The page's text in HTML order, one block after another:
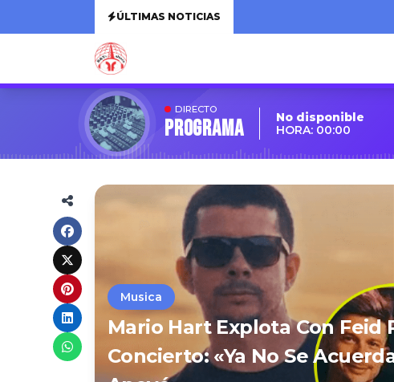
ÚLTIMAS NOTICIAS
DIRECTO
Programa
No disponible
HORA: 00:00
Musica
Mario Hart Explota Con Feid
Concierto: «Ya No Se